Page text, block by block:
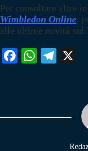
Per consultare altre
Wimbledon Online,
alle ultime novità sul
Fa W
pp
Te
m